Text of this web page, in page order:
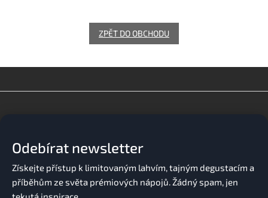
ZPĚT DO OBCHODU
Odebírat newsletter